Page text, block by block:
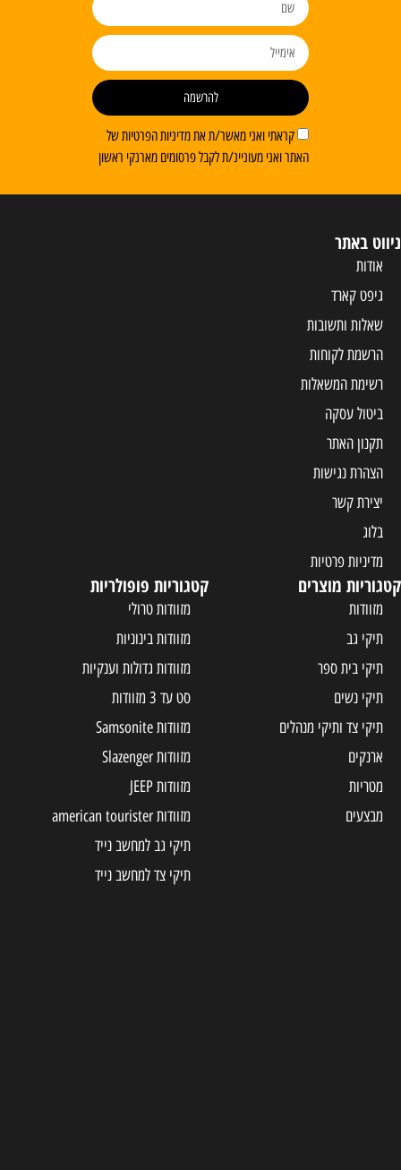
קראתי ואני מאשר/ת את מדיניות הפרטיות של
האתר ואני מעוניינ/ת לקבל פרסומים מארנקי ראשון
להרשמה
ניווט באתר
אודות
גיפט קארד
שאלות ותשובות
הרשמת לקוחות
רשימת המשאלות
ביטול עסקה
תקנון האתר
הצהרת נגישות
יצירת קשר
בלוג
מדיניות פרטיות
קטגוריות מוצרים
מזוודות
תיקי גב
תיקי בית ספר
תיקי נשים
תיקי צד ותיקי מנהלים
ארנקים
מטריות
מבצעים
קטגוריות פופולריות
מזוודות טרולי
מזוודות בינוניות
מזוודות גדולות וענקיות
סט עד 3 מזוודות
מזוודות Samsonite
מזוודות Slazenger
מזוודות JEEP
מזוודות american tourister
תיקי גב למחשב נייד
תיקי צד למחשב נייד